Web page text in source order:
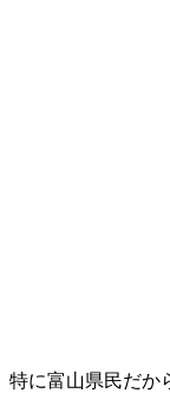
特に富山県民だか